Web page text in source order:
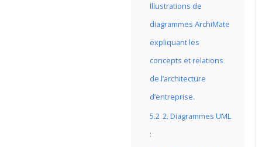
Illustrations de
diagrammes ArchiMate
expliquant les
concepts et relations
de l’architecture
d’entreprise.
5.2 2. Diagrammes UML
: